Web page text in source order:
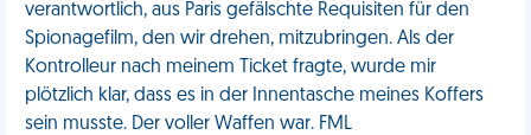
verantwortlich, aus Paris gefälschte Requisiten für den
Spionagefilm, den wir drehen, mitzubringen. Als der
Kontrolleur nach meinem Ticket fragte, wurde mir
plötzlich klar, dass es in der Innentasche meines Koffers
sein musste. Der voller Waffen war. FML